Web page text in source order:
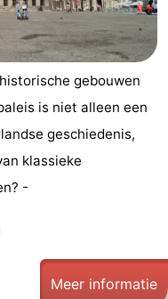
gebouwen
is niet alleen een
geschiedenis,
klassieke
-
Meer informatie